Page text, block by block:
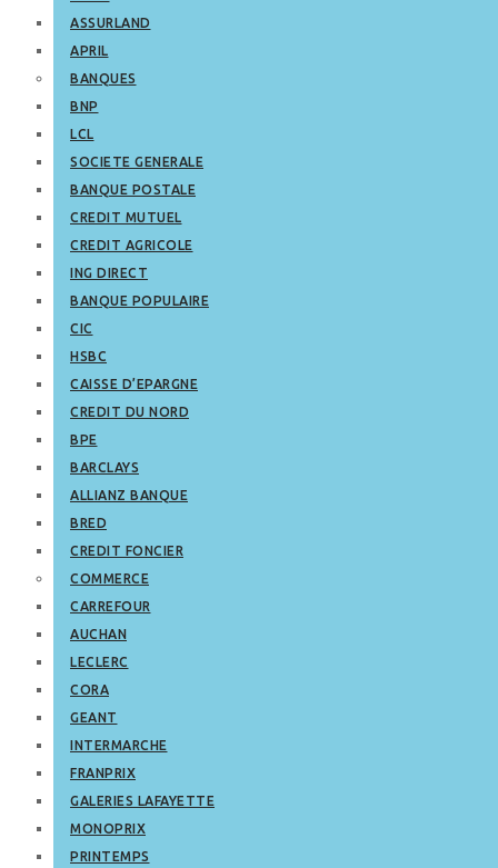
ASSURLAND
APRIL
BANQUES
BNP
LCL
SOCIETE GENERALE
BANQUE POSTALE
CREDIT MUTUEL
CREDIT AGRICOLE
ING DIRECT
BANQUE POPULAIRE
CIC
HSBC
CAISSE D’EPARGNE
CREDIT DU NORD
BPE
BARCLAYS
ALLIANZ BANQUE
BRED
CREDIT FONCIER
COMMERCE
CARREFOUR
AUCHAN
LECLERC
CORA
GEANT
INTERMARCHE
FRANPRIX
GALERIES LAFAYETTE
MONOPRIX
PRINTEMPS